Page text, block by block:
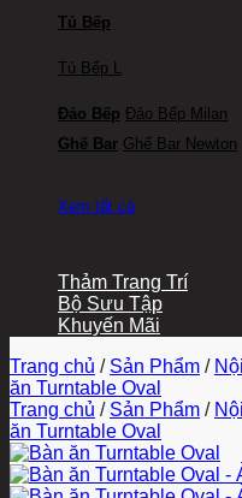
Tủ Bếp
Tủ Bếp L
Đảo Bếp Đảo Bếp Milan
Ghế Bar Ghế Bar Newton
Xem tất cả
Thảm Trang Trí
Bộ Sưu Tập
Khuyến Mãi
Trang chủ / Sản Phẩm /
ăn Turntable Oval
Trang chủ / Sản Phẩm /
ăn Turntable Oval